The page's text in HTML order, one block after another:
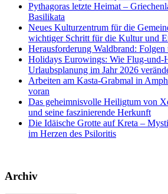
Pythagoras letzte Heimat –
Basilikata
Neues Kulturzentrum für die
wichtiger Schritt für die Kultur und
Herausforderung Waldbrand: Folgen
Holidays Eurowings: Wie Flug-und-
Urlaubsplanung im Jahr 2026
Arbeiten am Kasta-Grabmal in
voran
Das geheimnisvolle Heiligtum von
und seine faszinierende Herkunft
Die Idäische Grotte auf Kreta –
im Herzen des Psiloritis
Archiv